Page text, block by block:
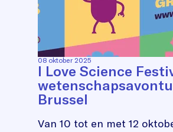
08 oktober 2025
I Love Science
Brussel
Van 10 tot en met 12